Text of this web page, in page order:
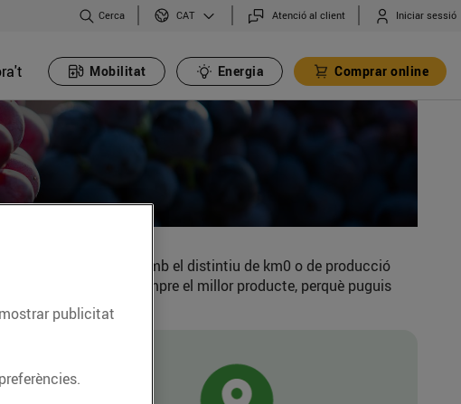
Cerca CAT Atenció al client Iniciar sessió
Mobilitat Energia Comprar online
. Els trobaràs amb el distintiu de km0 o de producció
és oferir sempre el millor producte, perquè puguis
publicitat